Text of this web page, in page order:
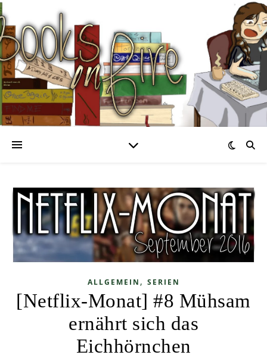
ALLGEMEIN , SERIEN
[Netflix-Monat] #8 Mühsam
ernährt sich das
Eichhörnchen